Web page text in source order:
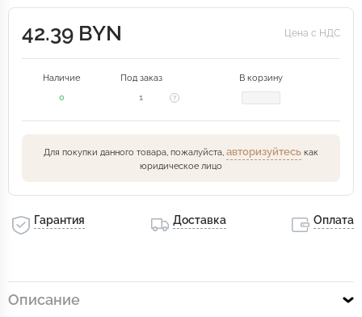
42.39 BYN Цена с НДС
Наличие Под заказ
В корзину
0
1
Для покупки данного товара, пожалуйста, авторизуйтесь как
юридическое лицо
Гарантия Доставка Оплата
Описание